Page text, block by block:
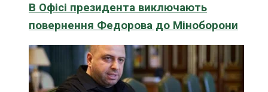
В Офісі президента виключають
повернення Федорова до Міноборони